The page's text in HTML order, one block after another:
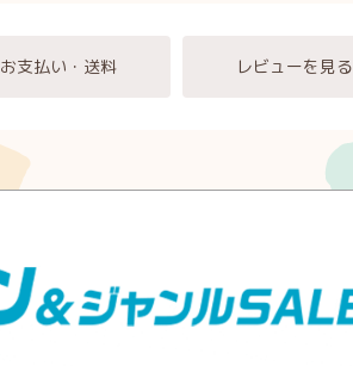
お支払い・送料 レビューを見る